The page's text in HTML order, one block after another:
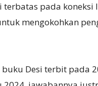
pada koneksi
mengokohkan
Desi terbit pada